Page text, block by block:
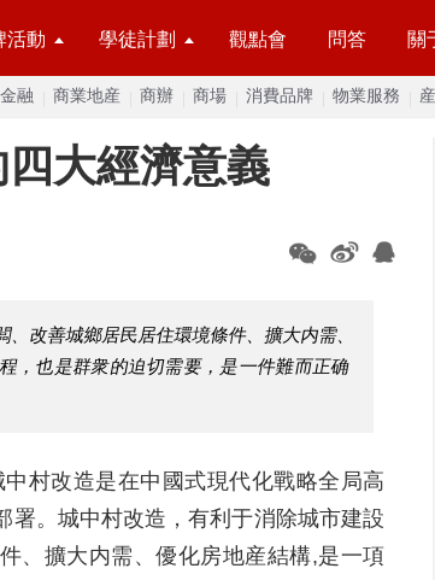
活動 學徒計劃 觀點會 問答 關
融 商業地産 商辦 商場 消費品牌 物業服務
大經濟意義
改善城鄉居民居住環境條件、擴大内需、
，也是群衆的迫切需要，是一件難而正确
村改造是在中國式現代化戰略全局高
署。城中村改造，有利于消除城市建設
、擴大内需、優化房地産結構,是一項